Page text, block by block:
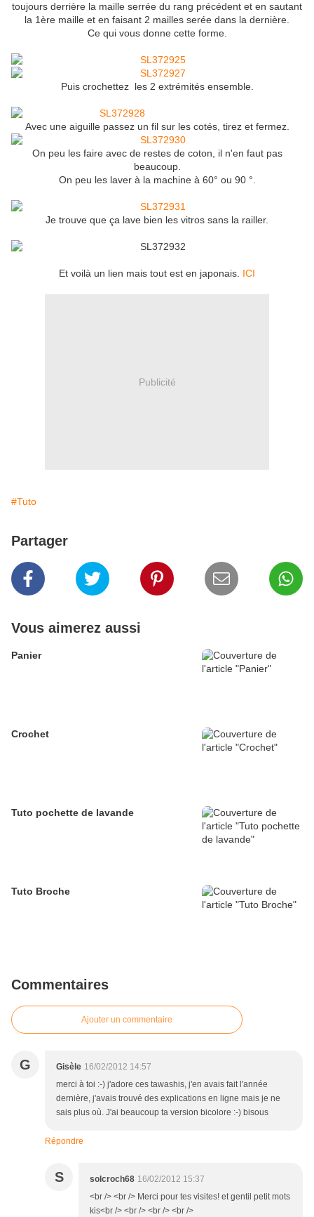
toujours derrière la maille serrée du rang précédent et en sautant
la 1ère maille et en faisant 2 mailles serée dans la dernière.
Ce qui vous donne cette forme.
Puis crochettez les 2 extrémités ensemble.
Avec une aiguille passez un fil sur les cotés, tirez et fermez.
On peu les faire avec de restes de coton, il n'en faut pas
beaucoup.
On peu les laver à la machine à 60° ou 90 °.
Je trouve que ça lave bien les vitros sans la railler.
Et voilà un lien mais tout est en japonais. ICI
Publicité
#Tuto
Partager
Vous aimerez aussi
Panier
Crochet
Tuto pochette de lavande
Tuto Broche
Commentaires
Ajouter un commentaire
G Gisèle 16/02/2012 14:57
merci à toi :-) j'adore ces tawashis, j'en avais fait l'année
dernière, j'avais trouvé des explications en ligne mais je ne
sais plus où. J'ai beaucoup ta version bicolore :-) bisous
Répondre
S solcroch68 16/02/2012 15:37
<br /> <br /> Merci pour tes visites! et gentil petit mots
kis<br /> <br /> <br /> <br />